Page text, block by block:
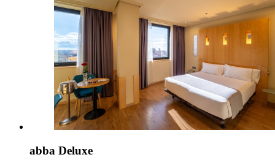
abba Deluxe